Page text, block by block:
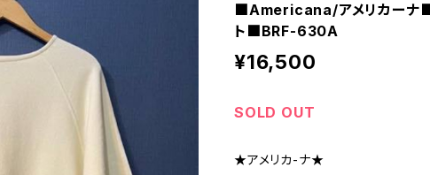
■Americana/アメリカーナ
ト■BRF-630A
¥16,500
SOLD OUT
★アメリカ-ナ★